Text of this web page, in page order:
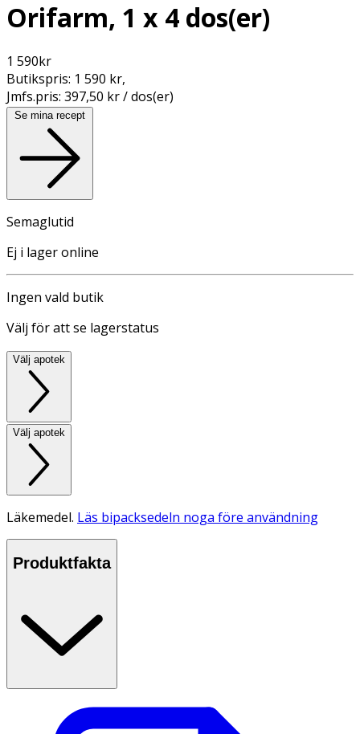
Orifarm, 1 x 4 dos(er)
1 590kr
Butikspris: 1 590 kr,
Jmfs.pris: 397,50 kr / dos(er)
Se mina recept
Semaglutid
Ej i lager online
Ingen vald butik
Välj för att se lagerstatus
Välj apotek
Välj apotek
Läkemedel. Läs bipacksedeln noga före användning
Produktfakta